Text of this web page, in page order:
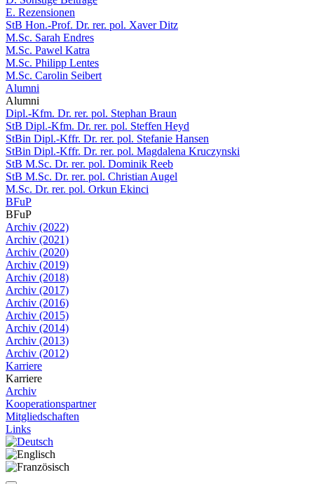
E. Rezensionen
StB Hon.-Prof. Dr. rer. pol. Xaver Ditz
M.Sc. Sarah Endres
M.Sc. Pawel Katra
M.Sc. Philipp Lentes
M.Sc. Carolin Seibert
Alumni
Alumni
Dipl.-Kfm. Dr. rer. pol. Stephan Braun
StB Dipl.-Kfm. Dr. rer. pol. Steffen Heyd
StBin Dipl.-Kffr. Dr. rer. pol. Stefanie Hansen
StBin Dipl.-Kffr. Dr. rer. pol. Magdalena Kruczynski
StB M.Sc. Dr. rer. pol. Dominik Reeb
StB M.Sc. Dr. rer. pol. Christian Augel
M.Sc. Dr. rer. pol. Orkun Ekinci
BFuP
BFuP
Archiv (2022)
Archiv (2021)
Archiv (2020)
Archiv (2019)
Archiv (2018)
Archiv (2017)
Archiv (2016)
Archiv (2015)
Archiv (2014)
Archiv (2013)
Archiv (2012)
Karriere
Karriere
Archiv
Kooperationspartner
Mitgliedschaften
Links